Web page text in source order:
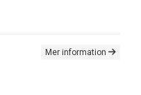
Mer information